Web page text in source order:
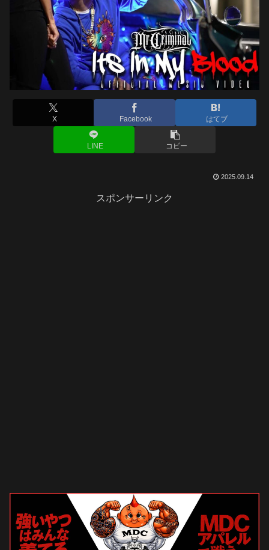
X Facebook はてブ
LINE コピー
2025.09.14
スポンサーリンク